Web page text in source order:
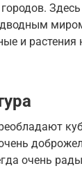
и растения
очень